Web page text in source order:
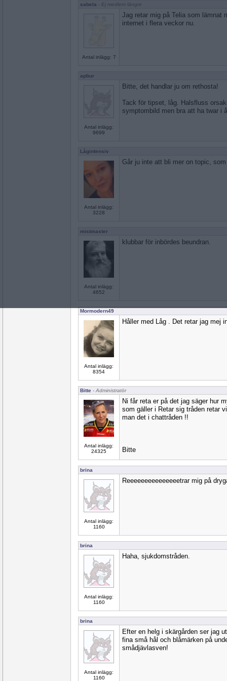
sabela - Ej medlem längre
Antal inlägg: 7
Jag retar mig på Telia som lämnat
internet i flera veckor nu.
apbur
Antal inlägg:
9699
Bitte, det handlar ju om rethosta!
Tack för tipset, låg. Halsfluss
symptombild men bra att ha twar i
Lågintensiv
Antal inlägg:
3228
Går ju inte att bli mer on topic,
mistmaster
Antal inlägg:
4652
klubbar för inbördes beundran.
Mormodern49
Antal inlägg:
8354
Håller med Låg . Det retar jag mej
Bitte - Administratör
Antal inlägg:
24325
Ni får reta er på det jag säger hur
som gäller i Retar sig tråden retar
man det i chattråden !!
Bitte
brina
Antal inlägg:
1160
Reeeeeeeeeeeeeeetrar mig på
brina
Antal inlägg:
1160
Haha, sjukdomstråden.
brina
Antal inlägg:
1160
Efter en helg i skärgården ser jag
fina små hål och blåmärken på
smådjävlasven!